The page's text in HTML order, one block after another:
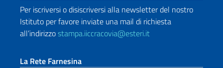
Per iscriversi o disiscriversi alla newsletter del nostro
Istituto per favore inviate una mail di richiesta
all’indirizzostampa.iiccracovia@esteri.it
La Rete Farnesina